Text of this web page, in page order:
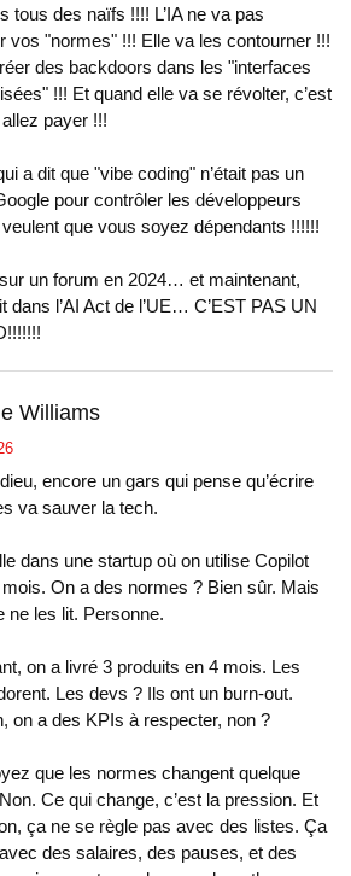
tous des naïfs !!!! L’IA ne va pas
vos "normes" !!! Elle va les contourner !!!
des backdoors dans les "interfaces
!!! Et quand elle va se révolter, c’est
payer !!!
a dit que "vibe coding" n’était pas un
pour contrôler les développeurs
que vous soyez dépendants !!!!!!
sur un forum en 2024… et maintenant,
dans l’AI Act de l’UE… C’EST PAS UN
Williams
encore un gars qui pense qu’écrire
va sauver la tech.
dans une startup où on utilise Copilot
On a des normes ? Bien sûr. Mais
ne les lit. Personne.
on a livré 3 produits en 4 mois. Les
Les devs ? Ils ont un burn-out.
on a des KPIs à respecter, non ?
que les normes changent quelque
Ce qui change, c’est la pression. Et
ça ne se règle pas avec des listes. Ça
des salaires, des pauses, et des